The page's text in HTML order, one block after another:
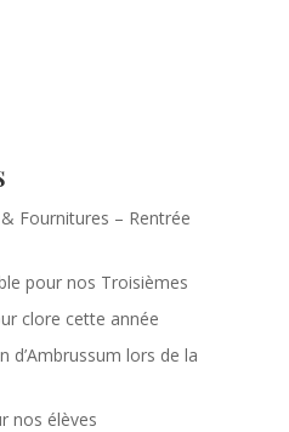
Fournitures – Rentrée
pour nos Troisièmes
clore cette année
d’Ambrussum lors de la
nos élèves